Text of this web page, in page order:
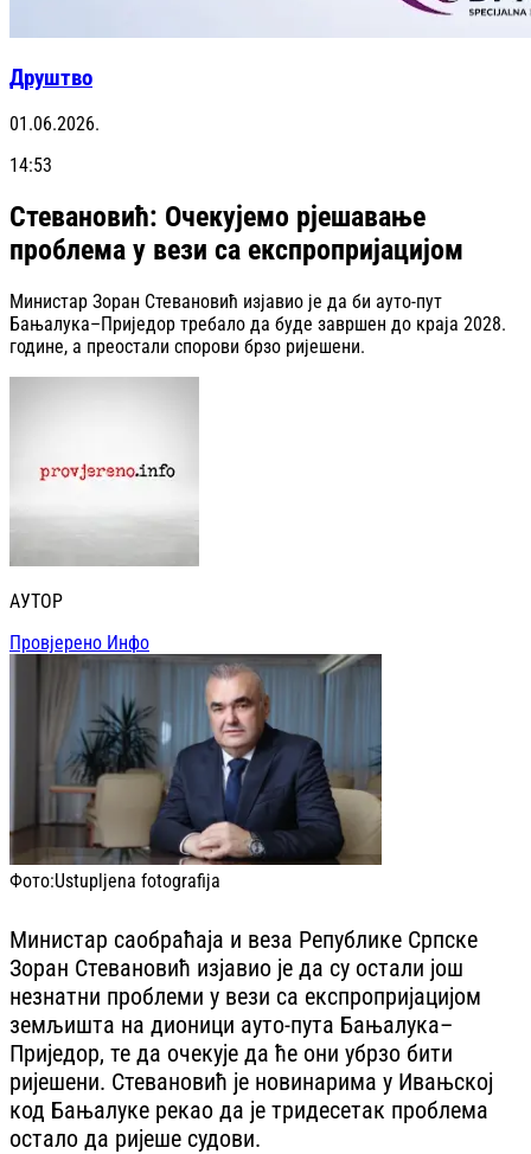
Друштво
01.06.2026.
14:53
Стевановић: Очекујемо рјешавање
проблема у вези са експропријацијом
Министар Зоран Стевановић изјавио је да би ауто-пут
Бањалука–Приједор требало да буде завршен до краја 2028.
године, а преостали спорови брзо ријешени.
АУТОР
Провјерено Инфо
Фото:Ustupljena fotografija
Министар саобраћаја и веза Републике Српске
Зоран Стевановић изјавио је да су остали још
незнатни проблеми у вези са експропријацијом
земљишта на дионици ауто-пута Бањалука–
Приједор, те да очекује да ће они убрзо бити
ријешени. Стевановић је новинарима у Ивањској
код Бањалуке рекао да је тридесетак проблема
остало да ријеше судови.